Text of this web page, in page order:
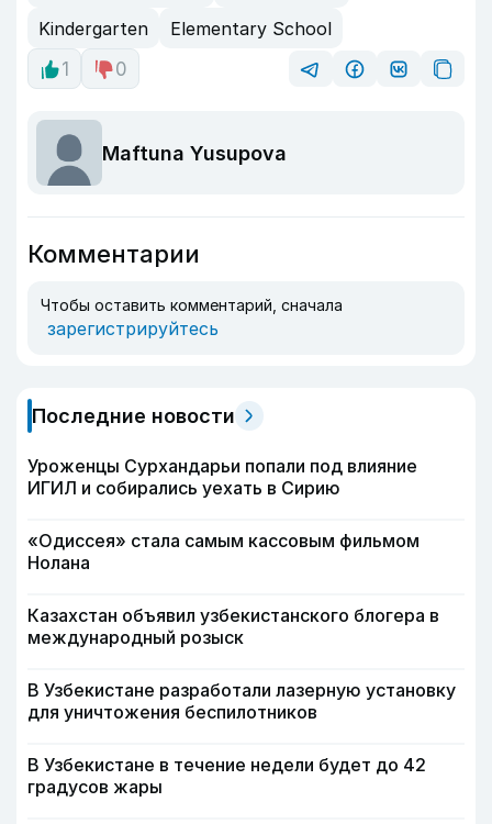
Kindergarten
Elementary School
1
0
Maftuna Yusupova
Комментарии
Чтобы оставить комментарий, сначала
зарегистрируйтесь
Последние новости
Уроженцы Сурхандарьи попали под влияние
ИГИЛ и собирались уехать в Сирию
«Одиссея» стала самым кассовым фильмом
Нолана
Казахстан объявил узбекистанского блогера в
международный розыск
В Узбекистане разработали лазерную установку
для уничтожения беспилотников
В Узбекистане в течение недели будет до 42
градусов жары